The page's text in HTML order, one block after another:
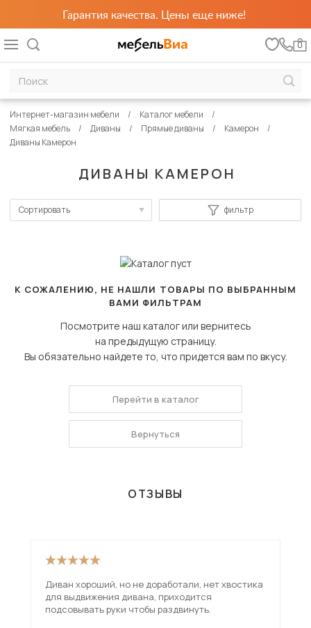
Гарантия качества. Цены еще ниже!
0
ДИВАНЫ КАМЕРОН
Интернет-магазин мебели
Каталог мебели
Мягкая мебель
Диваны Прямые диваны
Камерон
Диваны Камерон
Сортировать
Сначала дешевые
фильтр
К СОЖАЛЕНИЮ, НЕ НАШЛИ ТОВАРЫ ПО ВЫБРАННЫМ
ВАМИ ФИЛЬТРАМ
Посмотрите наш каталог или вернитесь
на предыдущую страницу.
Вы обязательно найдете то, что придется вам по вкусу.
Перейти в каталог
Вернуться
ОТЗЫВЫ
Диван хороший, но не доработали, нет хвостика
для выдвижения дивана, приходится
подсовывать руки чтобы раздвинуть.